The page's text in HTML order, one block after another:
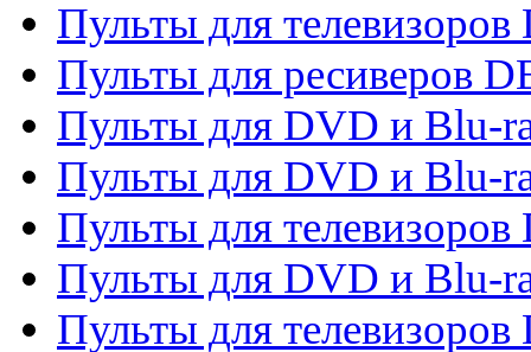
Пульты для телевизоров
Пульты для ресиверов
Пульты для DVD и Blu-
Пульты для DVD и Blu-
Пульты для
Пульты для DVD и Blu-
Пульты для телевизоров